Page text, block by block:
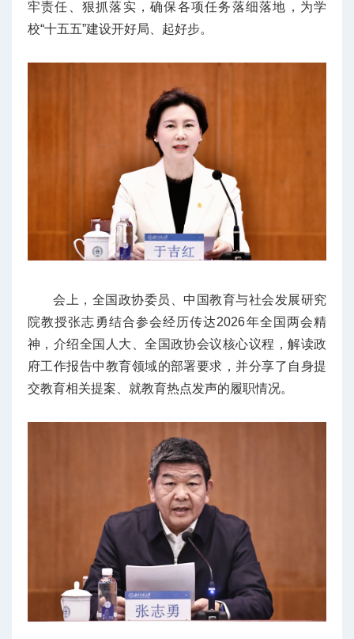
牢责任、狠抓落实，确保各项任务落细落地，为学
校“十五五”建设开好局、起好步。
会上，全国政协委员、中国教育与社会发展研究
院教授张志勇结合参会经历传达2026年全国两会精
神，介绍全国人大、全国政协会议核心议程，解读政
府工作报告中教育领域的部署要求，并分享了自身提
交教育相关提案、就教育热点发声的履职情况。